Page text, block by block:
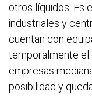
otros líquidos. Es
industriales y
cuentan con
temporalmente el
empresas
posibilidad y